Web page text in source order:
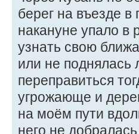
берег на въезде в
накануне упало в
узнать свою
или не поднялась
переправиться
угрожающе и
на моём пути
него не